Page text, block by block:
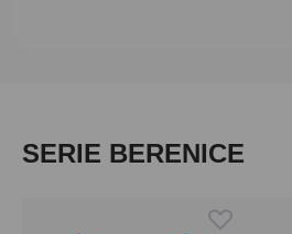
Produktgalerie überspringen
SERIE BERENICE